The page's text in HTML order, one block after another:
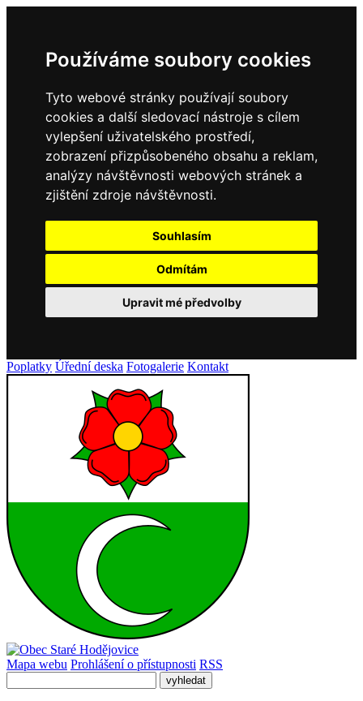
Používáme soubory cookies
Tyto webové stránky používají soubory
cookies a další sledovací nástroje s cílem
vylepšení uživatelského prostředí,
zobrazení přizpůsobeného obsahu a reklam,
analýzy návštěvnosti webových stránek a
zjištění zdroje návštěvnosti.
Souhlasím
Odmítám
Upravit mé předvolby
Poplatky Úřední deska Fotogalerie Kontakt
Mapa webu Prohlášení o přístupnosti RSS